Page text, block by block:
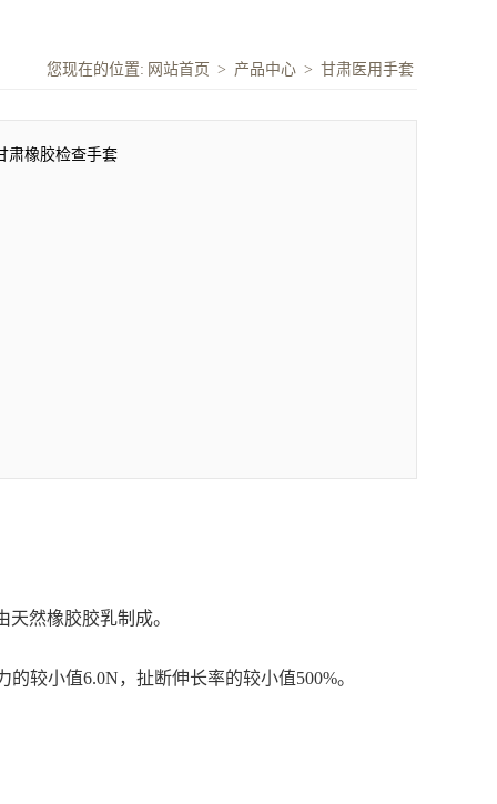
您现在的位置: 网站首页 > 产品中心 > 甘肃医用手套
肃橡胶检查手套
然橡胶胶乳制成。
的较小值6.0N，扯断伸长率的较小值500%。